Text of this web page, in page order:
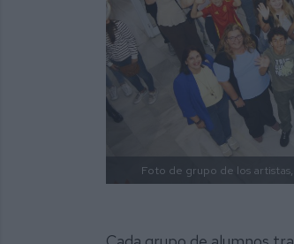
Foto de grupo de los